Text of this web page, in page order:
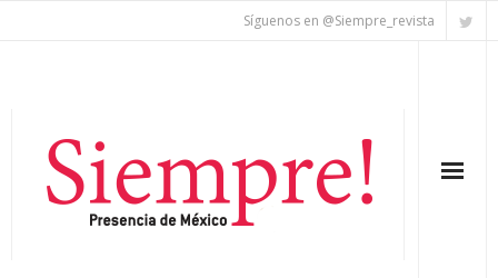
Síguenos en @Siempre_revista